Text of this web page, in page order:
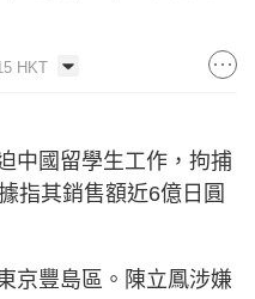
HKT
中國留學生工作，拘捕
指其銷售額近6億日圓
京豐島區。陳立鳳涉嫌